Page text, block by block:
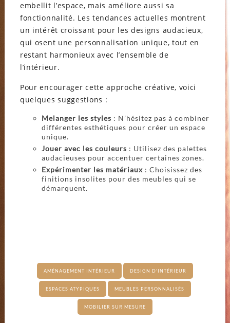
embellit l’espace, mais améliore aussi sa
fonctionnalité. Les tendances actuelles montrent
un intérêt croissant pour les designs audacieux,
qui osent une personnalisation unique, tout en
restant harmonieux avec l’ensemble de
l’intérieur.
Pour encourager cette approche créative, voici
quelques suggestions :
Melanger les styles : N’hésitez pas à combiner
différentes esthétiques pour créer un espace
unique.
Jouer avec les couleurs : Utilisez des palettes
audacieuses pour accentuer certaines zones.
Expérimenter les matériaux: Choisissez des
finitions insolites pour des meubles qui se
démarquent.
AMÉNAGEMENT INTÉRIEUR DESIGN D'INTÉRIEUR
ESPACES ATYPIQUES MEUBLES PERSONNALISÉS
MOBILIER SUR MESURE